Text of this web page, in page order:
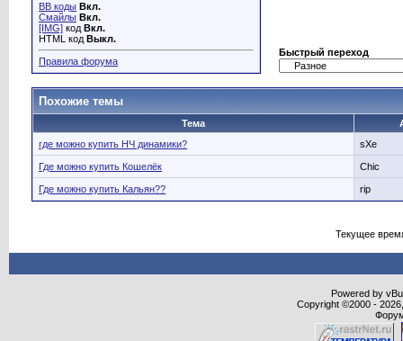
BB коды Вкл.
Смайлы Вкл.
[IMG] код Вкл.
HTML код Выкл.
Правила форума
Быстрый переход
Похожие темы
Тема
где можно купить НЧ динамики?
sXe
Где можно купить Кошелёк Chic
Где можно купить Кальян?? rip
Текущее
Powered by
Copyright ©2000 -